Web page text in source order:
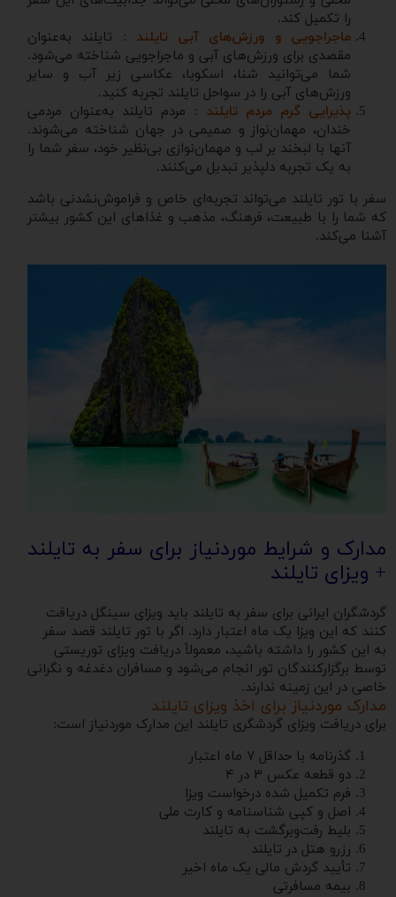
را تکمیل کند.
ماجراجویی و ورزش‌های آبی تایلند : تایلند به‌عنوان
مقصدی برای ورزش‌های آبی و ماجراجویی شناخته می‌شود.
شما می‌توانید شنا، اسکوبا، عکاسی زیر آب و سایر
ورزش‌های آبی را در سواحل تایلند تجربه کنید.
پذیرایی گرم مردم تایلند : مردم تایلند به‌عنوان مردمی
خندان، مهمان‌نواز و صمیمی در جهان شناخته می‌شوند.
آنها با لبخند بر لب و مهمان‌نوازی بی‌نظیر خود، سفر شما را
به یک تجربه دلپذیر تبدیل می‌کنند.
سفر با تور تایلند می‌تواند تجربه‌ای خاص و فراموش‌نشدنی باشد
که شما را با طبیعت، فرهنگ، مذهب و غذاهای این کشور بیشتر
آشنا می‌کند.
مدارک و شرایط موردنیاز برای سفر به تایلند
+ ویزای تایلند
گردشگران ایرانی برای سفر به تایلند باید ویزای سینگل دریافت
کنند که این ویزا یک ماه اعتبار دارد. اگر با تور تایلند قصد سفر
به این کشور را داشته باشید، معمولاً دریافت ویزای توریستی
توسط برگزارکنندگان تور انجام می‌شود و مسافران دغدغه و نگرانی
خاصی در این زمینه ندارند.
مدارک موردنیاز برای اخذ ویزای تایلند
برای دریافت ویزای گردشگری تایلند این مدارک موردنیاز است:
گذرنامه با حداقل ۷ ماه اعتبار
دو قطعه عکس ۳ در ۴
فرم تکمیل شده درخواست ویزا
اصل و کپی شناسنامه و کارت ملی
بلیط رفت‌وبرگشت به تایلند
رزرو هتل در تایلند
تأیید گردش مالی یک ماه اخیر
بیمه مسافرتی